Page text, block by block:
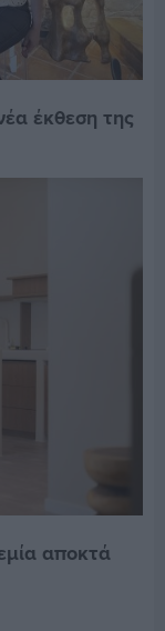
έκθεση της
αποκτά